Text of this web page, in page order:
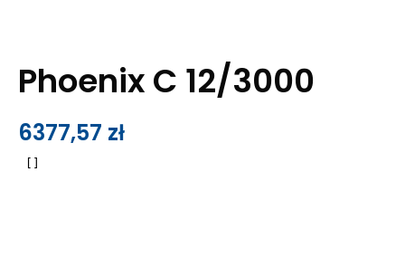
Phoenix C 12/3000
6377,57 zł